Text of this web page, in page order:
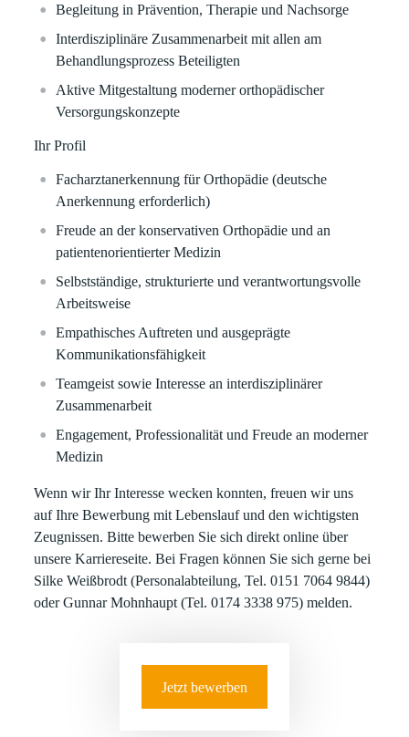
Begleitung in Prävention, Therapie und Nachsorge
Interdisziplinäre Zusammenarbeit mit allen am
Behandlungsprozess Beteiligten
Aktive Mitgestaltung moderner orthopädischer
Versorgungskonzepte
Ihr Profil
Facharztanerkennung für Orthopädie (deutsche
Anerkennung erforderlich)
Freude an der konservativen Orthopädie und an
patientenorientierter Medizin
Selbstständige, strukturierte und verantwortungsvolle
Arbeitsweise
Empathisches Auftreten und ausgeprägte
Kommunikationsfähigkeit
Teamgeist sowie Interesse an interdisziplinärer
Zusammenarbeit
Engagement, Professionalität und Freude an moderner
Medizin
Wenn wir Ihr Interesse wecken konnten, freuen wir uns
auf Ihre Bewerbung mit Lebenslauf und den wichtigsten
Zeugnissen. Bitte bewerben Sie sich direkt online über
unsere Karriereseite. Bei Fragen können Sie sich gerne bei
Silke Weißbrodt (Personalabteilung, Tel. 0151 7064 9844)
oder Gunnar Mohnhaupt (Tel. 0174 3338 975) melden.
Jetzt bewerben